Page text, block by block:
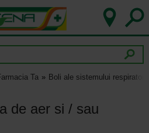
Ta Boli ale sistemului respirator
de aer si / sau